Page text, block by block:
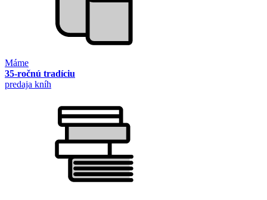
Máme
35-ročnú tradíciu
predaja kníh